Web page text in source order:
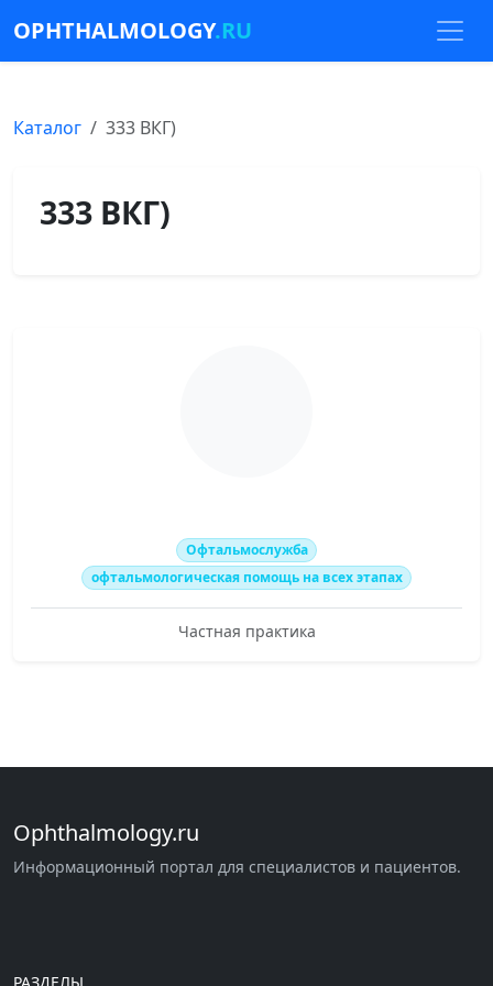
OPHTHALMOLOGY.RU
Каталог 333 ВКГ)
333 ВКГ)
Офтальмослужба
офтальмологическая помощь на всех этапах
Частная практика
Ophthalmology.ru
Информационный портал для специалистов и пациентов.